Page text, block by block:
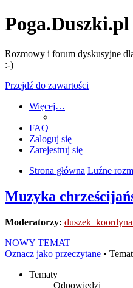
Poga.Duszki.pl
Rozmowy i forum dyskusyjne
:-)
Przejdź do zawartości
Więcej…
FAQ
Zaloguj się
Zarejestruj się
Strona główna Luźne
Muzyka
Moderatorzy:
NOWY TEMAT
Oznacz jako przeczytane •
Tematy
Odpowiedzi